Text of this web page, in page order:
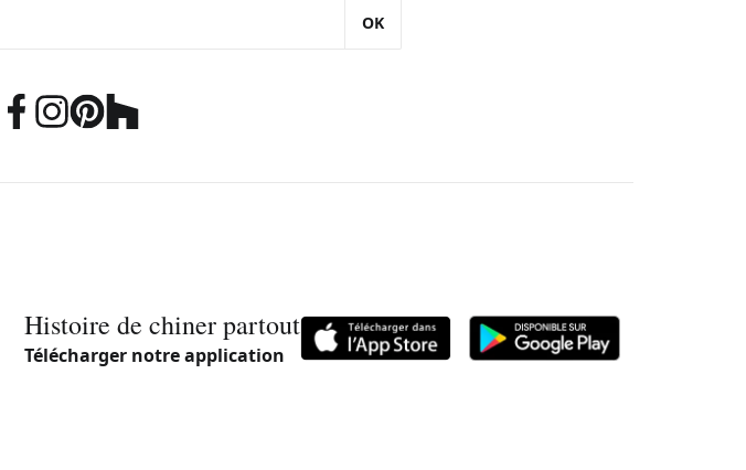
OK
Histoire de chiner partout
Télécharger notre application